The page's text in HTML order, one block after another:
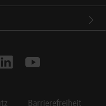
linkedin youtube